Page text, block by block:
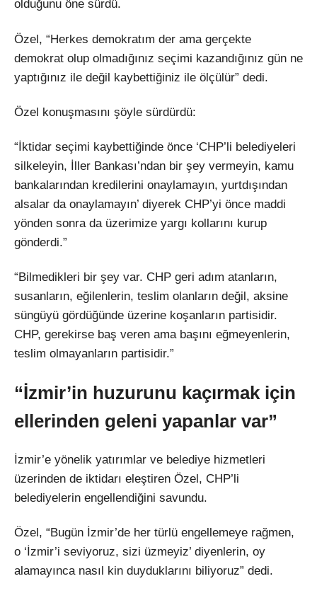
olduğunu öne sürdü.
Özel, “Herkes demokratım der ama gerçekte
demokrat olup olmadığınız seçimi kazandığınız gün ne
yaptığınız ile değil kaybettiğiniz ile ölçülür” dedi.
Özel konuşmasını şöyle sürdürdü:
“İktidar seçimi kaybettiğinde önce ‘CHP’li belediyeleri
silkeleyin, İller Bankası’ndan bir şey vermeyin, kamu
bankalarından kredilerini onaylamayın, yurtdışından
alsalar da onaylamayın’ diyerek CHP’yi önce maddi
yönden sonra da üzerimize yargı kollarını kurup
gönderdi.”
“Bilmedikleri bir şey var. CHP geri adım atanların,
susanların, eğilenlerin, teslim olanların değil, aksine
süngüyü gördüğünde üzerine koşanların partisidir.
CHP, gerekirse baş veren ama başını eğmeyenlerin,
teslim olmayanların partisidir.”
“İzmir’in huzurunu kaçırmak için
ellerinden geleni yapanlar var”
İzmir’e yönelik yatırımlar ve belediye hizmetleri
üzerinden de iktidarı eleştiren Özel, CHP’li
belediyelerin engellendiğini savundu.
Özel, “Bugün İzmir’de her türlü engellemeye rağmen,
o ‘İzmir’i seviyoruz, sizi üzmeyiz’ diyenlerin, oy
alamayınca nasıl kin duyduklarını biliyoruz” dedi.